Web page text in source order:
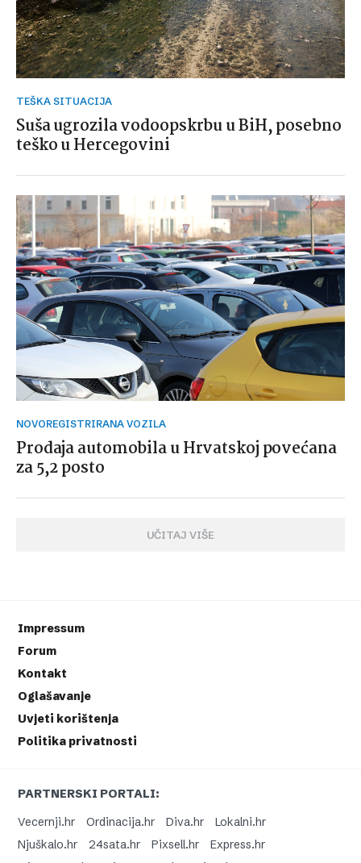
TEŠKA SITUACIJA
Suša ugrozila vodoopskrbu u BiH, posebno
teško u Hercegovini
NOVOREGISTRIRANA VOZILA
Prodaja automobila u Hrvatskoj povećana
za 5,2 posto
UČITAJ VIŠE
Impressum
Forum
Kontakt
Oglašavanje
Uvjeti korištenja
Politika privatnosti
PARTNERSKI PORTALI:
Vecernji.hr
Ordinacija.hr Diva.hr
Lokalni.hr
Njuškalo.hr
24sata.hr Pixsell.hr
Express.hr